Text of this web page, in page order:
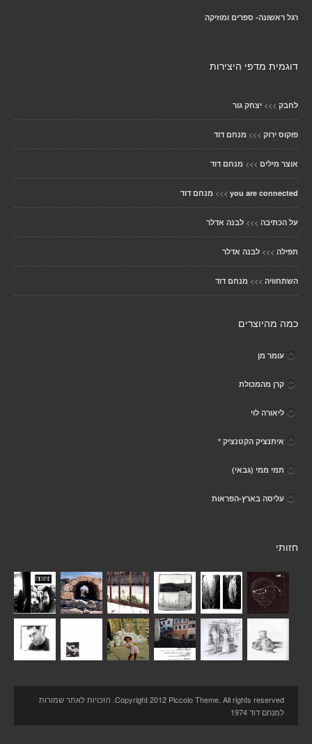
רגל ראשונה- ספרים ומוזיקה
דוגמית מדפי היצירות
לחבק >>> יצחק גור
פוקוס ירוק >>> מנחם דוד
אוצר מילים >>> מנחם דוד
you are connected
>>> מנחם דוד
על הכתיבה >>> לבנה אדלר
תפילה >>> לבנה אדלר
השתחוויה >>> מנחם דוד
כמה מהיוצרים
עומר מן
קרן מהמכולת
ליאורה לוי
איתנציק הקטנציק *
תמי ממי (גבאי)
עליסה בארץ-הפראות
חזותי
Copyright 2012 Piccolo Theme. All rights reserved. הזכויות לאתר שמורות
למנחם דוד 1974